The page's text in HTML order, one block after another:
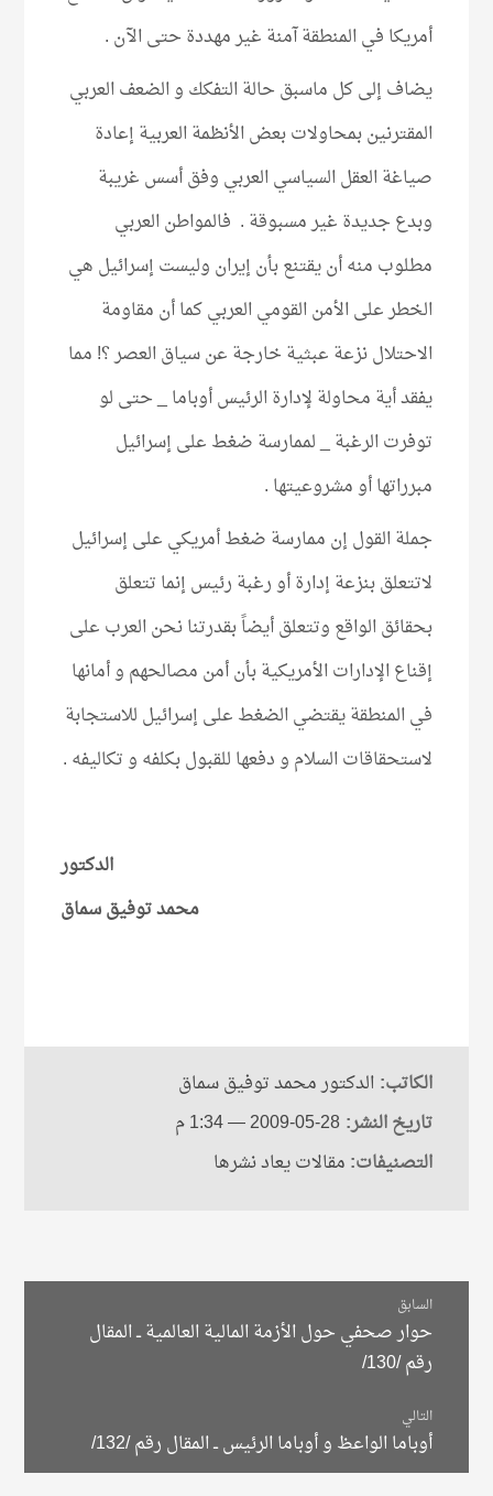
أمريكا في المنطقة آمنة غير مهددة حتى الآن .
يضاف إلى كل ماسبق حالة التفكك و الضعف العربي
المقترنين بمحاولات بعض الأنظمة العربية إعادة
صياغة العقل السياسي العربي وفق أسس غريبة
وبدع جديدة غير مسبوقة . فالمواطن العربي
مطلوب منه أن يقتنع بأن إيران وليست إسرائيل هي
الخطر على الأمن القومي العربي كما أن مقاومة
الاحتلال نزعة عبثية خارجة عن سياق العصر ؟! مما
يفقد أية محاولة لإدارة الرئيس أوباما _ حتى لو
توفرت الرغبة _ لممارسة ضغط على إسرائيل
مبرراتها أو مشروعيتها .
جملة القول إن ممارسة ضغط أمريكي على إسرائيل
لاتتعلق بنزعة إدارة أو رغبة رئيس إنما تتعلق
بحقائق الواقع وتتعلق أيضاً بقدرتنا نحن العرب على
إقناع الإدارات الأمريكية بأن أمن مصالحهم و أمانها
في المنطقة يقتضي الضغط على إسرائيل للاستجابة
لاستحقاقات السلام و دفعها للقبول بكلفه و تكاليفه .
الدكتور
محمد توفيق سماق
الكاتب: الدكتور محمد توفيق سماق
تاريخ النشر: 2009-05-28— 1:34 م
التصنيفات: مقالات يعاد نشرها
الانتقال
بين
المقالات
السابق
حوار صحفي حول الأزمة المالية العالمية ــ المقال
رقم /130/
التالي
أوباما الواعظ و أوباما الرئيس ــ المقال رقم /132/